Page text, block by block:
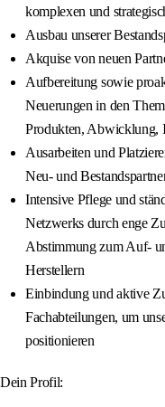
komplexen und
Ausbau unserer
Akquise von neuen
Aufbereitung sowie
Neuerungen in den
Produkten, Abwicklung,
Ausarbeiten und
Neu- und
Intensive Pflege und
Netzwerks durch enge
Abstimmung zum Auf-
Herstellern
Einbindung und aktive
Fachabteilungen, um
positionieren
Dein Profil: